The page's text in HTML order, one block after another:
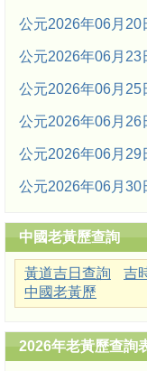
公元2026年06月20
公元2026年06月23
公元2026年06月25
公元2026年06月26
公元2026年06月29
公元2026年06月30
中國老黃歷查詢
黃道吉日查詢 吉
中國老黃歷
2026年老黃歷查詢